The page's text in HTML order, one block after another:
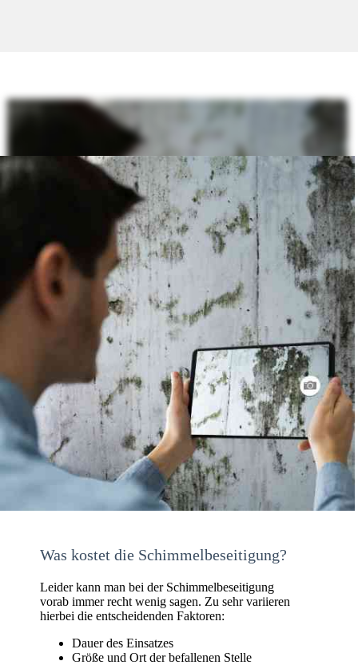
Was kostet die Schimmelbeseitigung?
Leider kann man bei der Schimmelbeseitigung
vorab immer recht wenig sagen. Zu sehr variieren
hierbei die entscheidenden Faktoren:
Dauer des Einsatzes
Größe und Ort der befallenen Stelle